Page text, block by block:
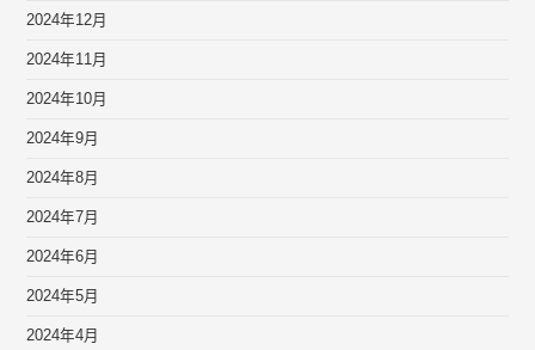
2024年12月
2024年11月
2024年10月
2024年9月
2024年8月
2024年7月
2024年6月
2024年5月
2024年4月